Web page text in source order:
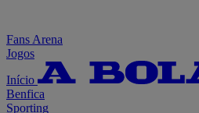
Fans Arena
Jogos
Início
Benfica
Sporting